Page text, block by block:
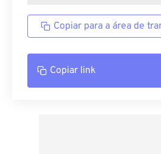
Copiar para a área de
Copiar link